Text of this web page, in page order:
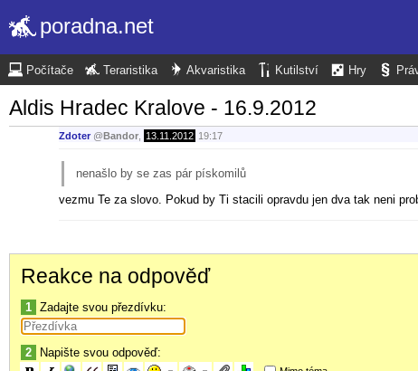
poradna.net
Počítače Teraristika Akvaristika Kutilství Hry
Aldis Hradec Kralove - 16.9.2012
Zdoter @Bandor 13.11.2012 19:17
nenašlo by se zas pár pískomilů
vezmu Te za slovo. Pokud by Ti stacili opravdu jen dva tak neni
Reakce na odpověď
1 Zadajte svou přezdívku:
2 Napište svou odpověď: